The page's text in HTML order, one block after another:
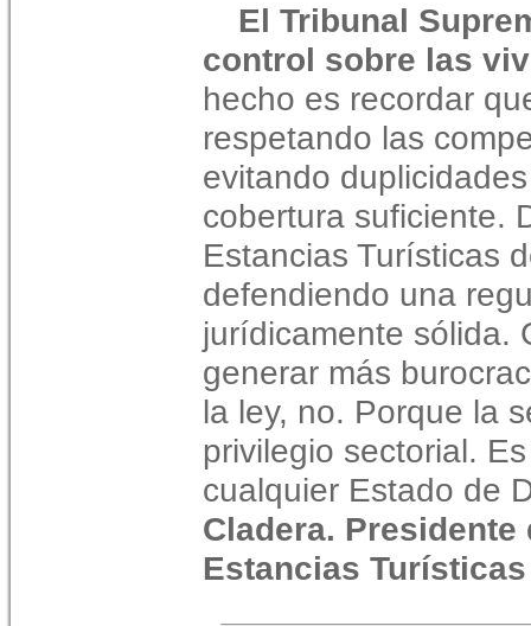
El Tribunal
control sobre las
hecho es recordar
respetando las
evitando
cobertura suficiente.
Estancias Turísticas
defendiendo una
jurídicamente sólida.
generar más
la ley, no. Porque la
privilegio sectorial.
cualquier Estado de
Cladera.
Estancias